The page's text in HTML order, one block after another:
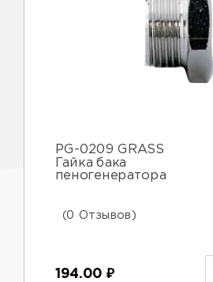
PG-0209 GRASS
Гайка бака
пеногенератора
(0 Отзывов)
194.00 ₽